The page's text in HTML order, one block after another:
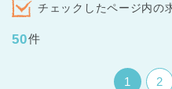
チェックしたページ内の
50件
1 2